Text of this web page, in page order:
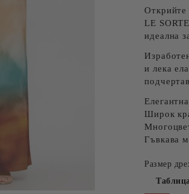
Открийте
LE
идеална
и лека
Широк
Гъвкава
Размер